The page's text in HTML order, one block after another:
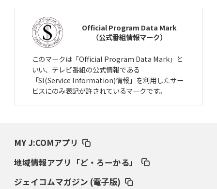
Official Program Data Mark
（公式番組情報マーク）
このマークは「Official Program Data Mark」と
いい、テレビ番組の公式情報である
「SI(Service Information)情報」を利用したサー
ビスにのみ表記が許されているマークです。
MY J:COMアプリ
地域情報アプリ「ど・ろーかる」
ジェイコムマガジン (電子版)